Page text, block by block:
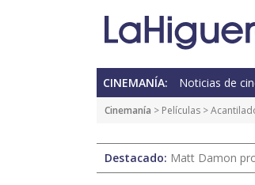
CINEMANÍA: Noticias de
Cinemanía > Películas >
Destacado: Matt Damon